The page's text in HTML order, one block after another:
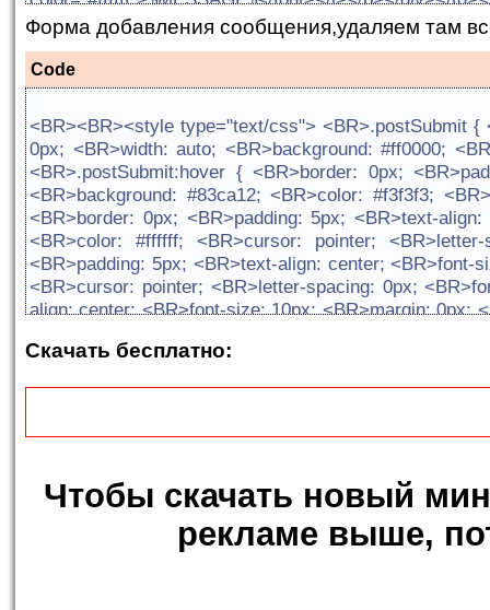
просмотра $TITLE$ целиком"
style="font-size: 12pt;"><span style="font-size:
(top.location.href,top.document.title);" rel="sidebar"
сайт"></a></span><span style="font-size: 10pt;
<BR>
Форма добавления сообщения,удаляем там
Code
<BR><BR><style type="text/css"> <BR>.postSubmit
0px; <BR>width: auto; <BR>background: #ff0000;
<BR>.postSubmit:hover { <BR>border: 0px;
<BR>background: #83ca12; <BR>color: #f3f3f3;
<BR>border: 0px; <BR>padding: 5px; <BR>text-
<BR>color: #ffffff; <BR>cursor: pointer;
<BR>padding: 5px; <BR>text-align: center; <BR>font-
<BR>cursor: pointer; <BR>letter-spacing: 0px;
align: center; <BR>font-size: 10px; <BR>margin: 0px;
10px; <BR>margin: 0px; <BR>width: auto;
value="©" class="postReset"
<BR><BR><a
Скачать бесплатно:
Чтобы скачать новый
рекламе выше,